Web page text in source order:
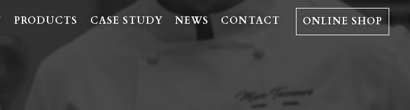
PRODUCTS CASE STUDY NEWS CONTACT ONLINE SHOP